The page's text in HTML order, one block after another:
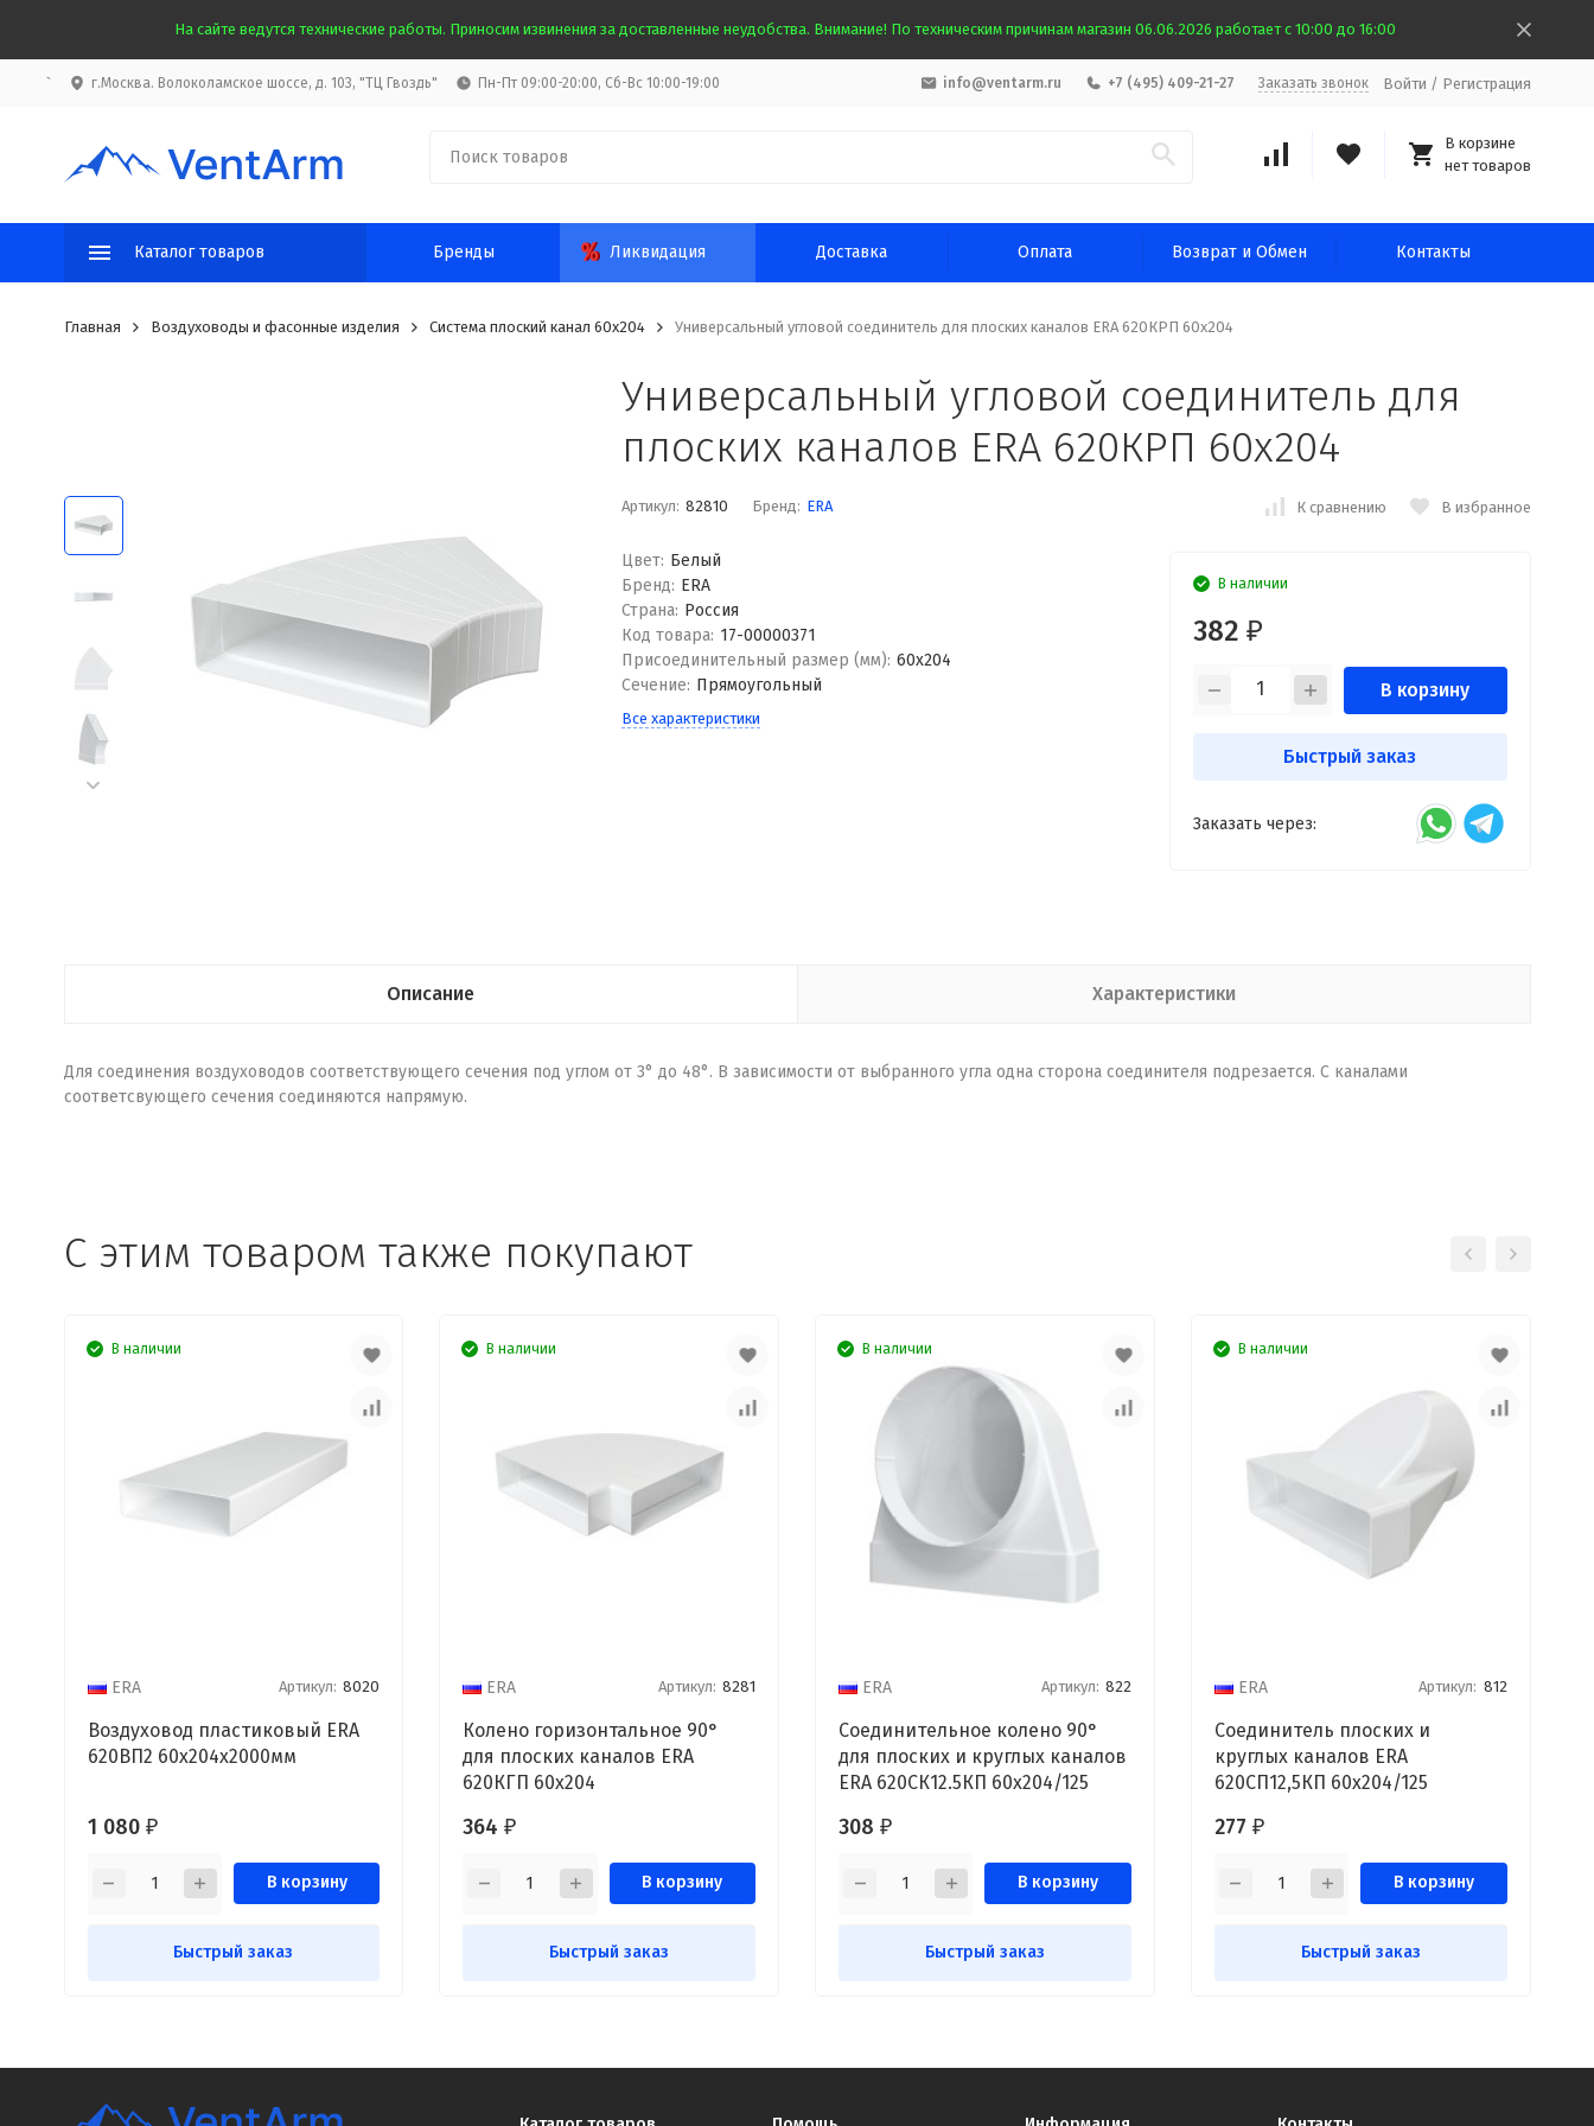
На сайте ведутся технические работы. Приносим извинения за доставленные неудобства. Внимание! По техническим причинам магазин 06.06.2026 работает с 10:00 до 16:00
` г.Москва. Волоколамское шоссе, д. 103, "ТЦ Гвоздь" Пн-Пт 09:00-20:00, Сб-Вс 10:00-19:00 info@ventarm.ru +7 (495) 409-21-27 Заказать звонок Войти / Регистрация
В корзине
нет товаров
Каталог товаров Бренды Ликвидация Доставка Оплата Возврат и Обмен Контакты
Главная Воздуховоды и фасонные изделия Система плоский канал 60х204 Универсальный угловой соединитель для плоских каналов ERA 620КРП 60x204
Универсальный угловой соединитель для
плоских каналов ERA 620КРП 60x204
Артикул: 82810 Бренд: ERA К сравнению В избранное
Цвет: Белый
Бренд: ERA
Страна: Россия
Код товара: 17-00000371
Присоединительный размер (мм): 60x204
Сечение: Прямоугольный
Все характеристики
В наличии
382 ₽
В корзину
Быстрый заказ
Заказать через:
Описание Характеристики
Для соединения воздуховодов соответствующего сечения под углом от 3° до 48°. В зависимости от выбранного угла одна сторона соединителя подрезается. C каналами
соответсвующего сечения соединяются напрямую.
C этим товаром также покупают
В наличии
ERA Артикул: 8020
Воздуховод пластиковый ERA
620ВП2 60x204x2000мм
1 080 ₽
В корзину
Быстрый заказ
В наличии
ERA Артикул: 8281
Колено горизонтальное 90°
для плоских каналов ERA
620КГП 60x204
364₽
В корзину
Быстрый заказ
В наличии
ERA Артикул: 822
Соединительное колено 90°
для плоских и круглых каналов
ERA 620СК12.5КП 60х204/125
308 ₽
В корзину
Быстрый заказ
В наличии
ERA Артикул: 812
Соединитель плоских и
круглых каналов ERA
620СП12,5КП 60х204/125
277 ₽
В корзину
Быстрый заказ